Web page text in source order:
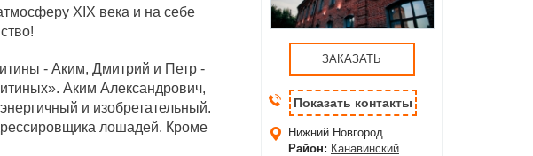
XIX века и на себе
- Аким, Дмитрий и Петр -
Аким Александрович,
и изобретательный.
лошадей. Кроме
ЗАКАЗАТЬ
Показать контакты
Нижний Новгород
Район: Канавинский